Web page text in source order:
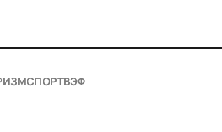
СПОРТВЭФ